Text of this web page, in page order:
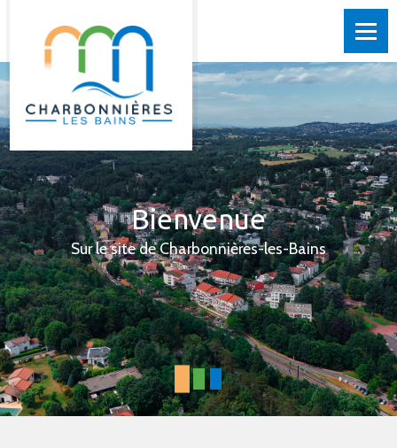
Bienvenue
Sur le site de Charbonnières-les-Bains